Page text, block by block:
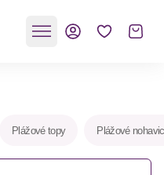
Plážové topy Plážové